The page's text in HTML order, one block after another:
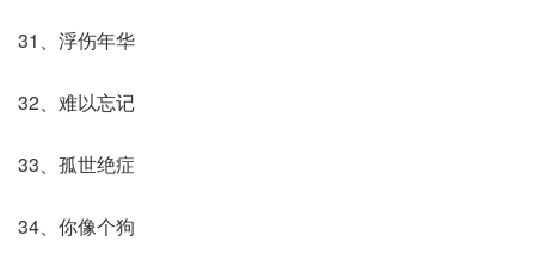
31、浮伤年华
32、难以忘记
33、孤世绝症
34、你像个狗